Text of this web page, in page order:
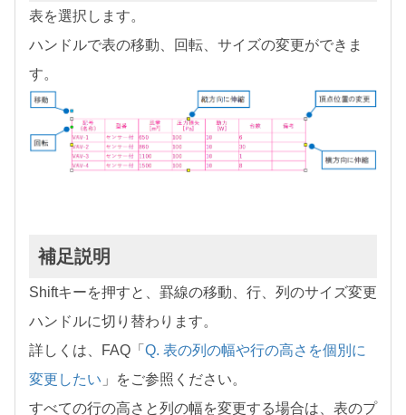
表を選択します。
ハンドルで表の移動、回転、サイズの変更ができま
す。
補足説明
Shiftキーを押すと、罫線の移動、行、列のサイズ変更
ハンドルに切り替わります。
詳しくは、FAQ「 Q. 表の列の幅や行の高さを個別に
変更したい 」をご参照ください。
すべての行の高さと列の幅を変更する場合は、表のプ